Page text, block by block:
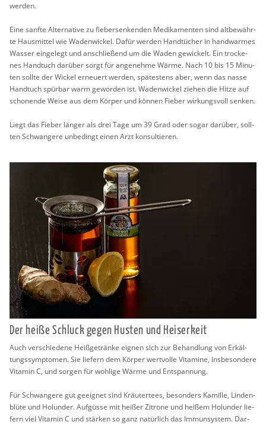
wer­den.
Eine sanf­te Al­ter­na­ti­ve zu fie­ber­sen­ken­den Me­di­ka­men­ten sind alt­be­währ­
te Haus­mit­tel wie Wa­den­wi­ckel. Dafür wer­den Hand­tü­cher in hand­war­mes
Was­ser ein­ge­legt und an­schlie­ßend um die Waden ge­wi­ckelt. Ein tro­cke­
nes Hand­tuch dar­über sorgt für an­ge­neh­me Wärme. Nach 10 bis 15 Mi­nu­
ten soll­te der Wi­ckel er­neu­ert wer­den, spä­tes­tens aber, wenn das nasse
Hand­tuch spür­bar warm ge­wor­den ist. Wa­den­wi­ckel zie­hen die Hitze auf
scho­nen­de Weise aus dem Kör­per und kön­nen Fie­ber wir­kungs­voll sen­ken.
Liegt das Fie­ber län­ger als drei Tage um 39 Grad oder sogar dar­über, soll­
ten Schwan­ge­re un­be­dingt einen Arzt kon­sul­tie­ren.
Der heiße Schluck gegen Hus­ten und Hei­ser­keit
Auch ver­schie­de­ne Hei­ß­ge­trän­ke eig­nen sich zur Be­hand­lung von Er­käl­
tungs­sym­pto­men. Sie lie­fern dem Kör­per wert­vol­le Vit­ami­ne, ins­be­son­de­re
Vit­amin C, und sor­gen für woh­li­ge Wärme und Ent­span­nung.
Für Schwan­ge­re gut ge­eig­net sind Kräu­ter­tees, be­son­ders Ka­mil­le, Lin­den­
blü­te und Ho­lun­der. Auf­güs­se mit hei­ßer Zi­tro­ne und hei­ßem Ho­lun­der lie­
fern viel Vit­amin C und stär­ken so ganz na­tür­lich das Im­mun­sys­tem. Dar­